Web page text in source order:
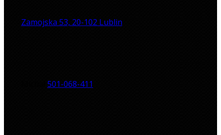
Zamojska 53, 20-102 Lublin
501-068-411